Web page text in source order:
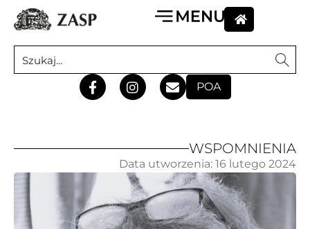
POA
WSPOMNIENIA
Data utworzenia: 16 lutego 2024